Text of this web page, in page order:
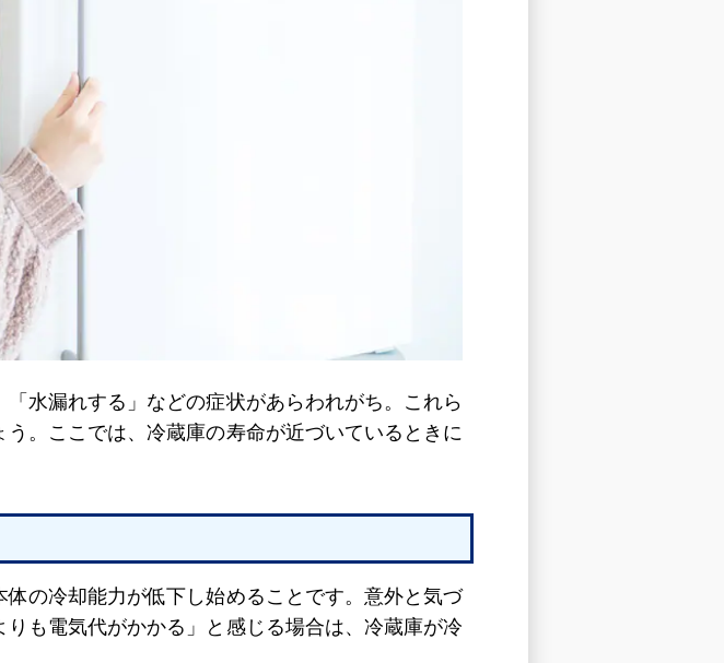
水漏れする」などの症状があらわれがち。これら
。ここでは、冷蔵庫の寿命が近づいているときに
の冷却能力が低下し始めることです。意外と気づ
も電気代がかかる」と感じる場合は、冷蔵庫が冷